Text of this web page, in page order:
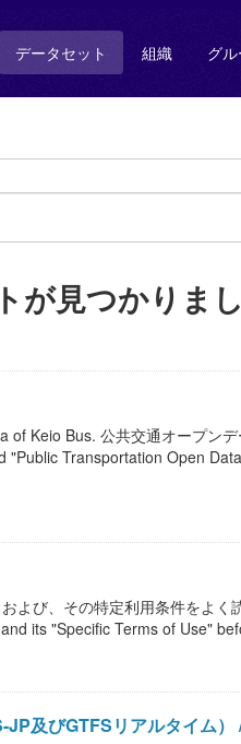
データセット 組織 グ
が見つかりま
of Keio Bus. 公共交通オープン
"Public Transportation Open
よび、その特定利用条件をよ
its "Specific Terms of Use"
及びGTFSリアルタイム